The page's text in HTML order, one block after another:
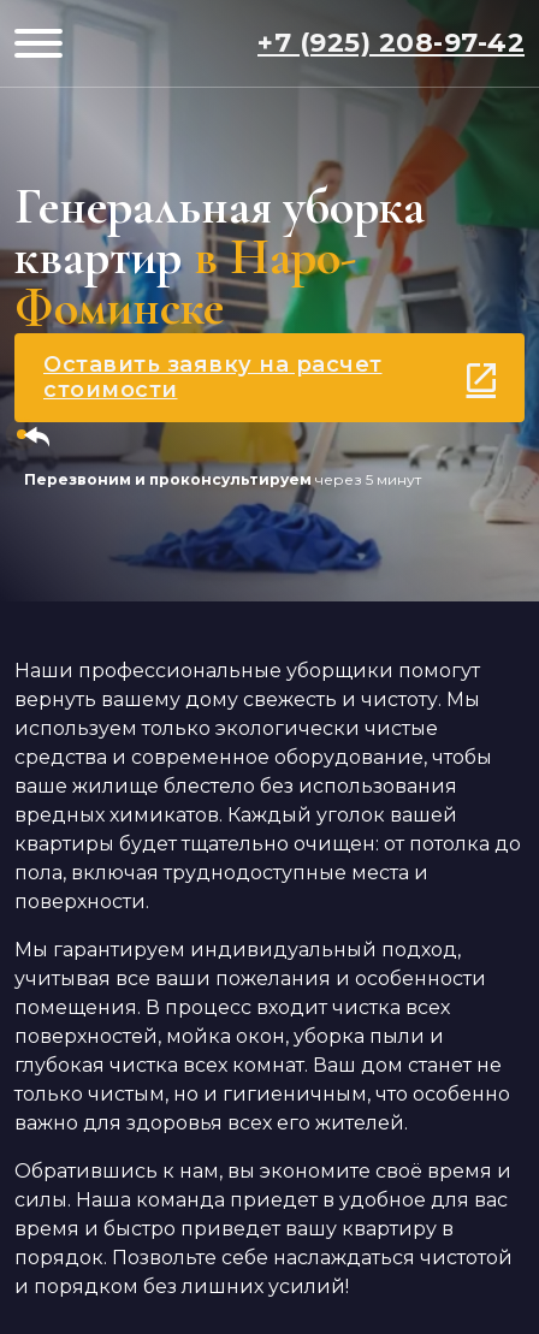
+7 (925) 208-97-42
Генеральная уборка
квартир в Наро-
Фоминске
Оставить заявку на расчет
стоимости
Перезвоним и проконсультируем через 5 минут
Наши профессиональные уборщики помогут
вернуть вашему дому свежесть и чистоту. Мы
используем только экологически чистые
средства и современное оборудование, чтобы
ваше жилище блестело без использования
вредных химикатов. Каждый уголок вашей
квартиры будет тщательно очищен: от потолка до
пола, включая труднодоступные места и
поверхности.
Мы гарантируем индивидуальный подход,
учитывая все ваши пожелания и особенности
помещения. В процесс входит чистка всех
поверхностей, мойка окон, уборка пыли и
глубокая чистка всех комнат. Ваш дом станет не
только чистым, но и гигиеничным, что особенно
важно для здоровья всех его жителей.
Обратившись к нам, вы экономите своё время и
силы. Наша команда приедет в удобное для вас
время и быстро приведет вашу квартиру в
порядок. Позвольте себе наслаждаться чистотой
и порядком без лишних усилий!